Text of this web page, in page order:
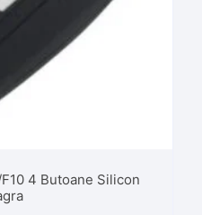
4 Butoane Silicon